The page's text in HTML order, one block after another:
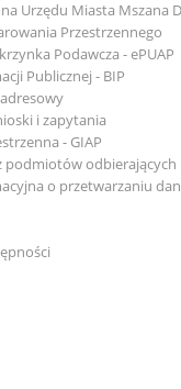
Urzędu Miasta Mszana
Przestrzennego
Podawcza - ePUAP
Publicznej - BIP
i zapytania
- GIAP
odbierających
o przetwarzaniu